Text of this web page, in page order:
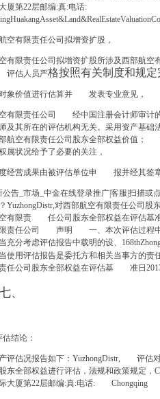
】-
-公司
化
_新
店酒
_新
）
厦第22层邮编:真:电话:
空有限责任公司拟增资扩股，
有限责任公司拟增资扩股所涉及西部航
估人员严格按照有关制度和规定
象价值进行估算并 发表专业意见，
有限责任公司 经中国注册会计师审计
其所在的评估机构无关。 采用资产基础
航空有限责任公司股东全部权益价值；
属状况给予了必要的关注，
经营成果由被评估单位申 报并经其签章
公告_市场_中金在线登录推广|客服|扫描
YuzhongDistr,对西部航空有限责任公司
有限责 任公司股东全部权益在评估基
责任公司 声明 一、本次评估过程中
充分考虑评估报告中载明的设、
使用评估报告是委托方和相关当事方的责
任公司股东全部权益在评估基 准日
论：
评估况报告如下： YuzhongDistr, 评估对
全部权益进行评估， 法规和政策规定，
大厦第22层邮编:真:电话: Chongqing